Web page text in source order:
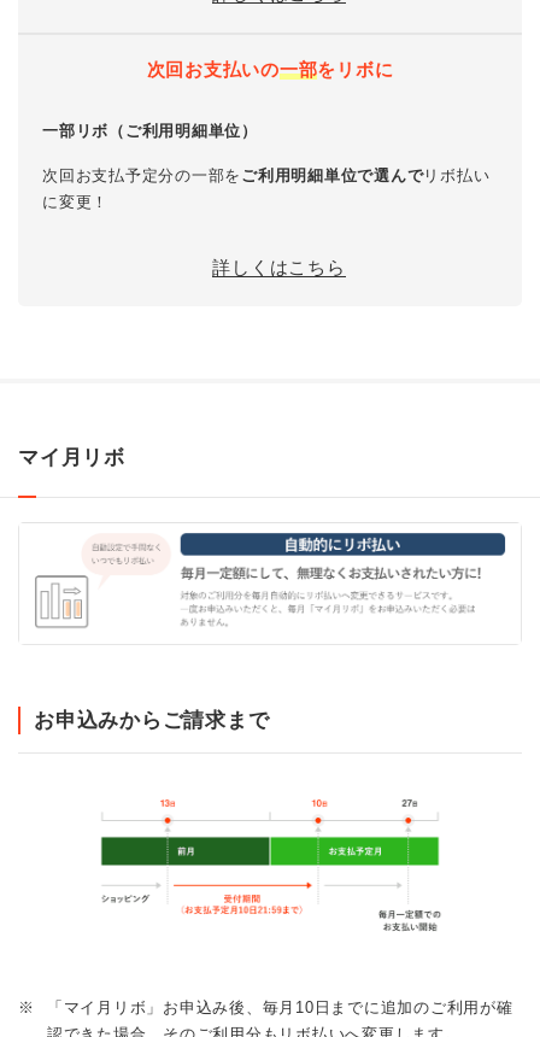
次回お支払いの一部をリボに
一部リボ（ご利用明細単位）
次回お支払予定分の一部を ご利用明細単位で選んでリボ払い
に変更！
詳しくはこちら
マイ月リボ
お申込みからご請求まで
※
「マイ月リボ」お申込み後、毎月10日までに追加のご利用が確
認できた場合、そのご利用分もリボ払いへ変更します。